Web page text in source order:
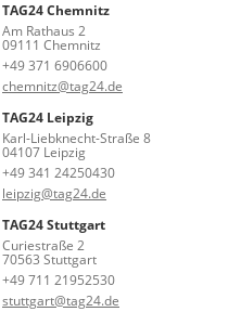
TAG24 Chemnitz
Am Rathaus 2
09111 Chemnitz
+49 371 6906600
chemnitz@tag24.de
TAG24 Leipzig
Karl-Liebknecht-Straße 8
04107 Leipzig
+49 341 24250430
leipzig@tag24.de
TAG24 Stuttgart
Curiestraße 2
70563 Stuttgart
+49 711 21952530
stuttgart@tag24.de